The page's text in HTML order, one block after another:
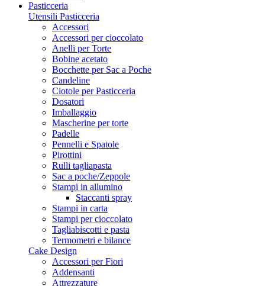
Pasticceria
Utensili Pasticceria
Accessori
Accessori per cioccolato
Anelli per Torte
Bobine acetato
Bocchette per Sac a Poche
Candeline
Ciotole per Pasticceria
Dosatori
Imballaggio
Mascherine per torte
Padelle
Pennelli e Spatole
Pirottini
Rulli tagliapasta
Sac a poche/Zeppole
Stampi in allumino
Staccanti spray
Stampi in carta
Stampi per cioccolato
Tagliabiscotti e pasta
Termometri e bilance
Cake Design
Accessori per Fiori
Addensanti
Attrezzature